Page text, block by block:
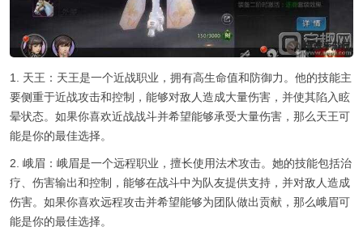
1. 天王：天王是一个近战职业，拥有高生命值和防御力。他的技能主
要侧重于近战攻击和控制，能够对敌人造成大量伤害，并使其陷入眩
晕状态。如果你喜欢近战战斗并希望能够承受大量伤害，那么天王可
能是你的最佳选择。
2. 峨眉：峨眉是一个远程职业，擅长使用法术攻击。她的技能包括治
疗、伤害输出和控制，能够在战斗中为队友提供支持，并对敌人造成
伤害。如果你喜欢远程攻击并希望能够为团队做出贡献，那么峨眉可
能是你的最佳选择。